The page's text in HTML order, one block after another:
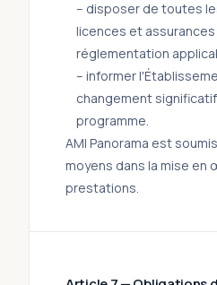
– disposer de toutes
licences et
réglementation
– informer
changement
programme.
AMI Panorama est
moyens dans la mise en
prestations.